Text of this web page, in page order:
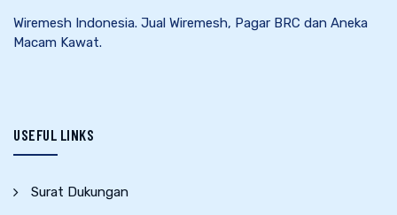
Wiremesh Indonesia. Jual Wiremesh, Pagar BRC dan Aneka
Macam Kawat.
USEFUL LINKS
Surat Dukungan